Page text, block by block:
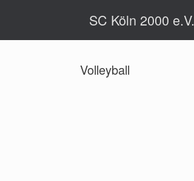
SC Köln 2000 e.V.
Volleyball